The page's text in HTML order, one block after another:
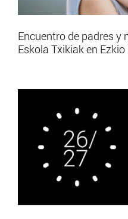
Encuentro de padres y
Eskola Txikiak en